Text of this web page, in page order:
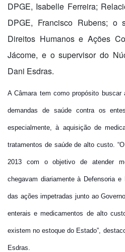
DPGE, Isabelle Ferreira;
DPGE, Francisco Rubens; o
Direitos Humanos e Ações
Jácome, e o supervisor do
Dani Esdras.
A Câmara tem como propósito buscar
demandas de saúde contra os
especialmente, à aquisição de
tratamentos de saúde de alto custo.
2013 com o objetivo de atender
chegavam diariamente à Defensoria e
das ações impetradas junto ao
enterais e medicamentos de alto
existem no estoque do Estado”,
Esdras.